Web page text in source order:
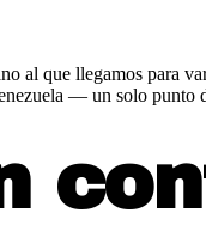
al que llegamos para
— un solo punto